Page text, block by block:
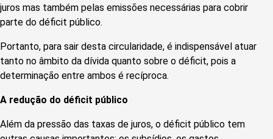
juros mas também pelas emissões necessárias para cobrir
parte do déficit público.
Portanto, para sair desta circularidade, é indispensável atuar
tanto no âmbito da dívida quanto sobre o déficit, pois a
determinação entre ambos é recíproca.
A redução do déficit público
Além da pressão das taxas de juros, o déficit público tem